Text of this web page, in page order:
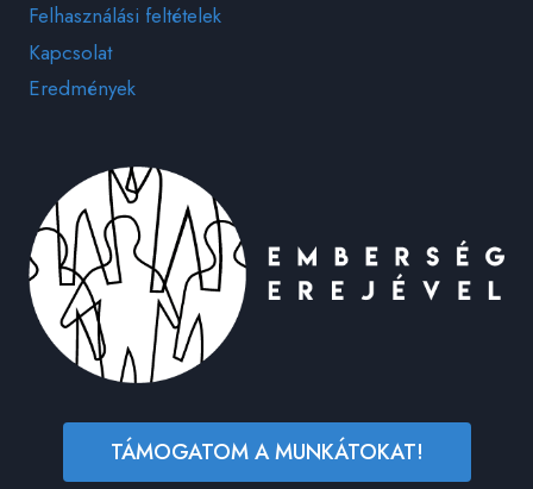
Felhasználási feltételek
Kapcsolat
Eredmények
TÁMOGATOM A MUNKÁTOKAT!